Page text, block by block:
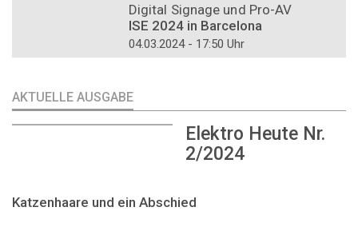
Digital Signage und Pro-AV
ISE 2024 in Barcelona
04.03.2024 - 17:50 Uhr
AKTUELLE AUSGABE
Elektro Heute Nr.
2/2024
Katzenhaare und ein Abschied